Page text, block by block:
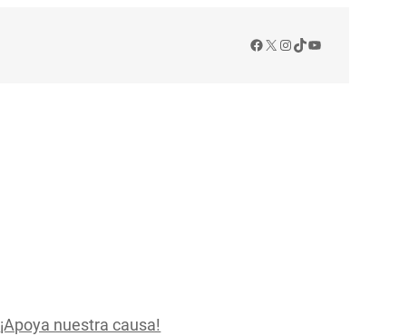
Facebook
X Instagram
TikTok
YouTube
¡Apoya nuestra causa!